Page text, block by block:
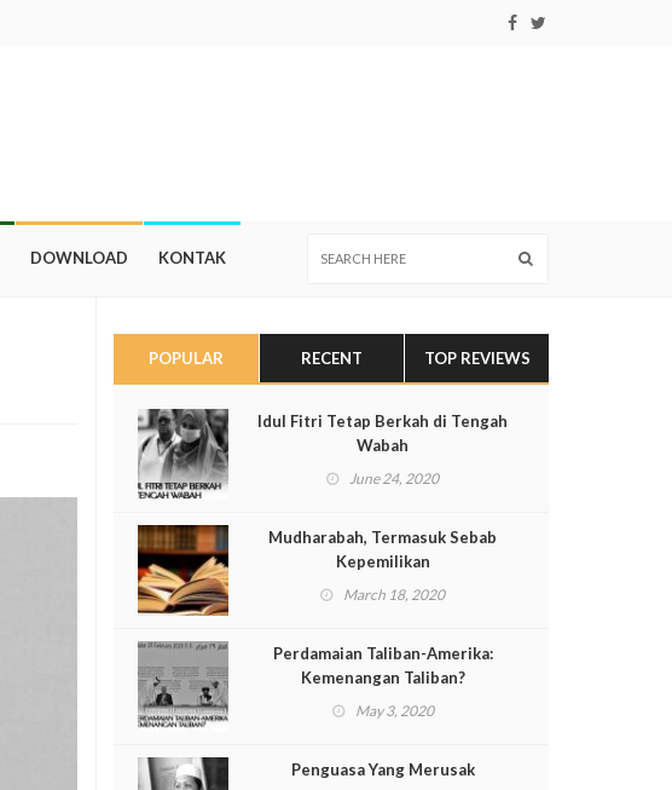
DOWNLOAD KONTAK
POPULAR RECENT TOP REVIEWS
Idul Fitri Tetap Berkah di Tengah
Wabah
June 24, 2020
Mudharabah, Termasuk Sebab
Kepemilikan
March 18, 2020
Perdamaian Taliban-Amerika:
Kemenangan Taliban?
May 3, 2020
Penguasa Yang Merusak